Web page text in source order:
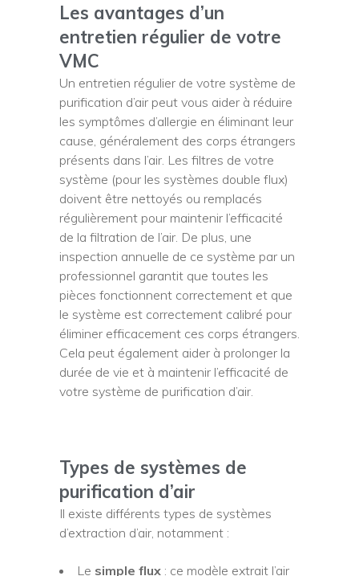
Les avantages d’un
entretien régulier de votre
VMC
Un entretien régulier de votre système de
purification d’air peut vous aider à réduire
les symptômes d’allergie en éliminant leur
cause, généralement des corps étrangers
présents dans l’air. Les filtres de votre
système (pour les systèmes double flux)
doivent être nettoyés ou remplacés
régulièrement pour maintenir l’efficacité
de la filtration de l’air. De plus, une
inspection annuelle de ce système par un
professionnel garantit que toutes les
pièces fonctionnent correctement et que
le système est correctement calibré pour
éliminer efficacement ces corps étrangers.
Cela peut également aider à prolonger la
durée de vie et à maintenir l’efficacité de
votre système de purification d’air.
Types de systèmes de
purification d’air
Il existe différents types de systèmes
d’extraction d’air, notamment :
Le simple flux : ce modèle extrait l’air